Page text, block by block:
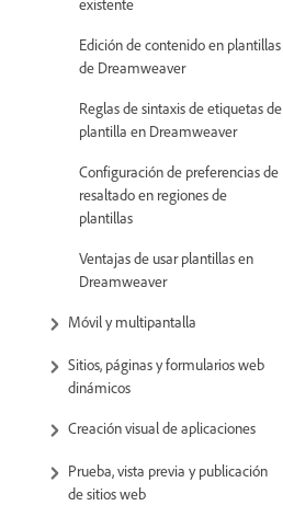
Edición de contenido en plantillas
de Dreamweaver
Reglas de sintaxis de etiquetas de
plantilla en Dreamweaver
Configuración de preferencias de
resaltado en regiones de
plantillas
Ventajas de usar plantillas en
Dreamweaver
Móvil y multipantalla
Sitios, páginas y formularios web
dinámicos
Creación visual de aplicaciones
Prueba, vista previa y publicación
de sitios web